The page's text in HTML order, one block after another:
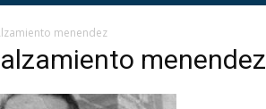
menendez
menendez